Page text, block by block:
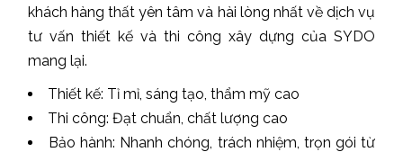
khách hàng thất yên tâm và hài lòng nhất về dịch vụ
tư vấn thiết kế và thi công xây dựng của SYDO
mang lại.
Thiết kế: Tỉ mỉ, sáng tạo, thẩm mỹ cao
Thi công: Đạt chuẩn, chất lượng cao
Bảo hành: Nhanh chóng, trách nhiệm, trọn gói từ